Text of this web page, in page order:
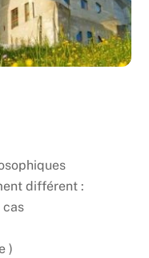
différent :
cas
)